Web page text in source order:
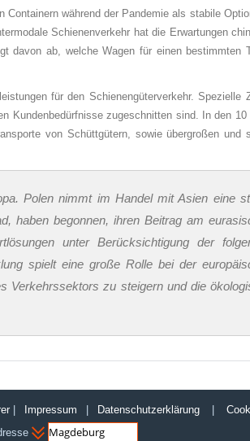
während der Pandemie als stabile
Schienenverkehr hat die Erwartungen
davon ab, welche Wagen für einen bestimmten
für den Schienengüterverkehr. Spezielle
Kundenbedürfnisse zugeschnitten sind. In den 10
von Schüttgütern, sowie übergroßen und
Polen nimmt im Handel mit Asien eine
haben begonnen, ihren Beitrag am
unter Berücksichtigung der
spielt eine große Rolle bei der
Verkehrssektors zu steigern und die
| Impressum | Datenschutzerklärung |